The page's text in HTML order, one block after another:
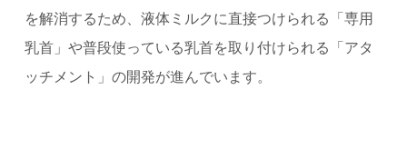
を解消するため、液体ミルクに直接つけられる「専用
乳首」や普段使っている乳首を取り付けられる「アタ
ッチメント」の開発が進んでいます。